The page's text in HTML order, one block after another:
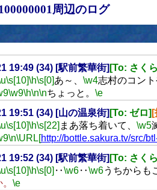
周辺のログ
19:49 (34) [駅前繁華街] [To: さく
\s[10]\h\s[0]あ～、 \w4志村のコント
\w9\h\n\nちょっと。 \e
19:51 (34) [山の温泉街] [To: ゼロ]
\s[10]\h\s[22] まあ落ち着いて、 \w5
\n\URL[http://bottle.sakura.tv/src/
19:52 (34) [駅前繁華街] [To: さく
\s[10]\h\s[0] ‥\w6‥\w6うちからも
\e